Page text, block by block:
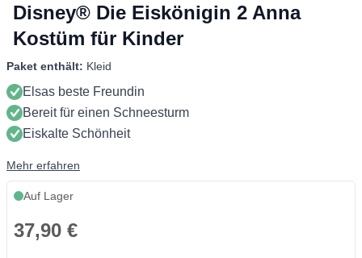
Disney® Die Eiskönigin 2 Anna
Kostüm für Kinder
Paket enthält: Kleid
Elsas beste Freundin
Bereit für einen Schneesturm
Eiskalte Schönheit
Mehr erfahren
Auf Lager
37,90 €